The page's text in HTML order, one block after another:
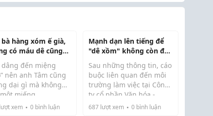
hàng xóm ế già,
có máu dê cũng
tha
dâng đến miệng
nên anh Tâm cũng
dại gì mà không
miếng.
xồm của chồng.
lượt xem 0 bình luận
Mạnh dạn lên tiếng để
"dê xồm" không còn đất
Sau những thông tin, cáo
buộc liên quan đến môi
trường làm việc tại Công
ty cổ phần Văn hóa -
Truyền thông Nhã Nam
687lượt xem 0bình luận